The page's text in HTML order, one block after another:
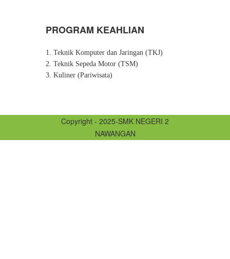
PROGRAM KEAHLIAN
1. Teknik Komputer dan Jaringan (TKJ)
2. Teknik Sepeda Motor (TSM)
3. Kuliner (Pariwisata)
Copyright - 2025-SMK NEGERI 2
NAWANGAN